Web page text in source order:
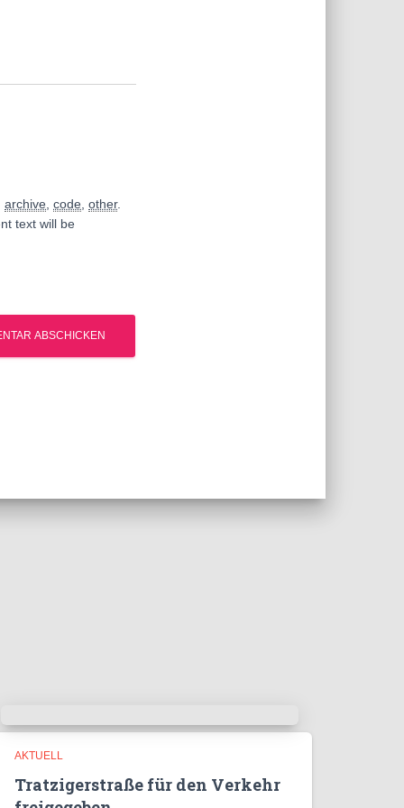
archive code other.
text will be
AKTUELL
Tratzigerstraße für den Verkehr